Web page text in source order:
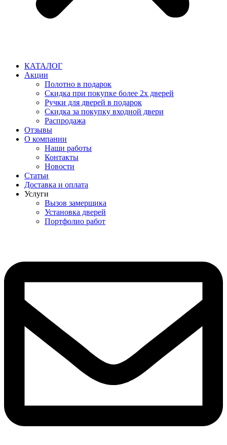
КАТАЛОГ
Акции
Полотно в подарок
Скидка при покупке более 2х дверей
Ручки для дверей в подарок
Скидка за покупку входной двери
Распродажа
Отзывы
О компании
Наши работы
Контакты
Новости
Статьи
Доставка и оплата
Услуги
Вызов замерщика
Установка дверей
Портфолио работ